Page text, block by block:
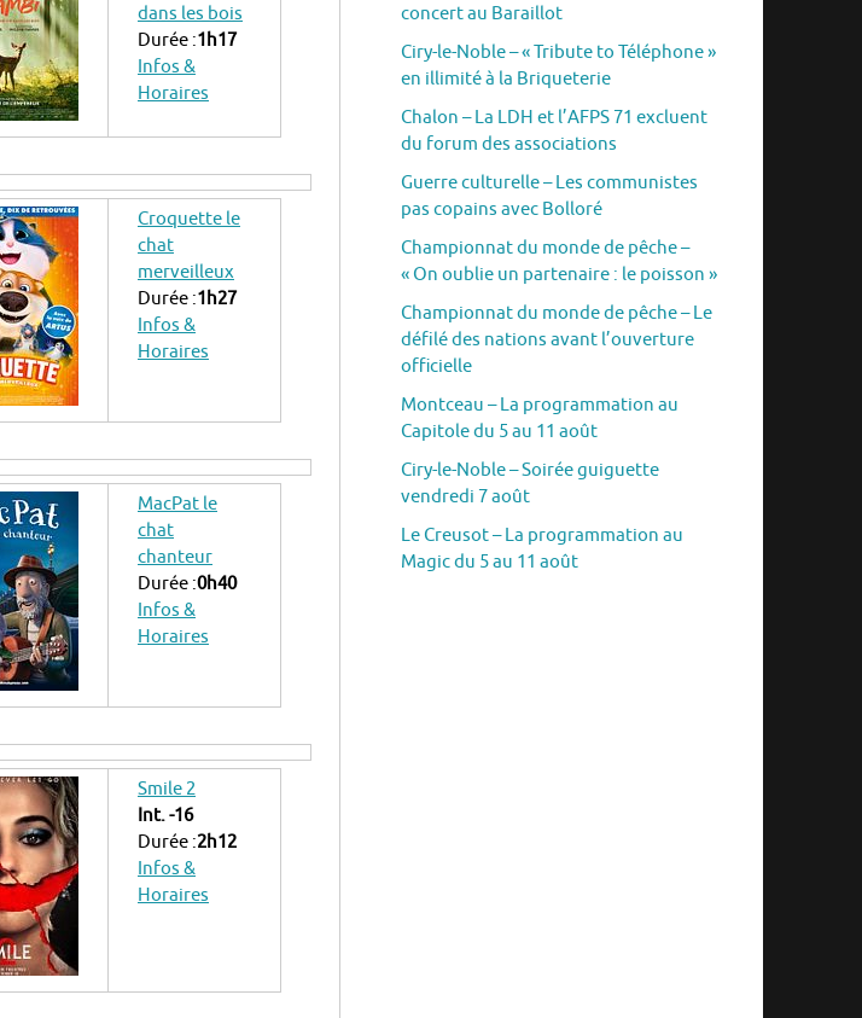
dans les bois
Durée :1h17
Infos &
Horaires
Croquette le
chat
merveilleux
Durée :1h27
Infos &
Horaires
MacPat le
chat
chanteur
Durée :0h40
Infos &
Horaires
Smile 2
Int. -16
Durée :2h12
Infos &
Horaires
concert au Baraillot
Ciry-le-Noble – « Tribute to Téléphone »
en illimité à la Briqueterie
Chalon – La LDH et l’AFPS 71 excluent
du forum des associations
Guerre culturelle – Les communistes
pas copains avec Bolloré
Championnat du monde de pêche –
« On oublie un partenaire : le poisson »
Championnat du monde de pêche – Le
défilé des nations avant l’ouverture
officielle
Montceau – La programmation au
Capitole du 5 au 11 août
Ciry-le-Noble – Soirée guiguette
vendredi 7 août
Le Creusot – La programmation au
Magic du 5 au 11 août